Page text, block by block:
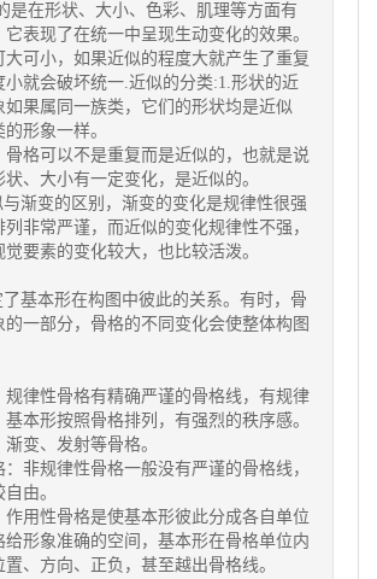
是在形状、大小、色彩、肌理等方面有
表现了在统一中呈现生动变化的效果。
大可小，如果近似的程度大就产生了重复
小就会破坏统一.近似的分类:1.形状的近
如果属同一族类，它们的形状均是近似
形象一样。
骨格可以不是重复而是近似的，也就是说
、大小有一定变化，是近似的。
渐变的区别，渐变的变化是规律性很强
非常严谨，而近似的变化规律性不强，
要素的变化较大，也比较活泼。
基本形在构图中彼此的关系。有时，骨
的一部分，骨格的不同变化会使整体构图
规律性骨格有精确严谨的骨格线，有规律
本形按照骨格排列，有强烈的秩序感。
变、发射等骨格。
非规律性骨格一般没有严谨的骨格线，
由。
作用性骨格是使基本形彼此分成各自单位
给形象准确的空间，基本形在骨格单位内
置、方向、正负，甚至越出骨格线。